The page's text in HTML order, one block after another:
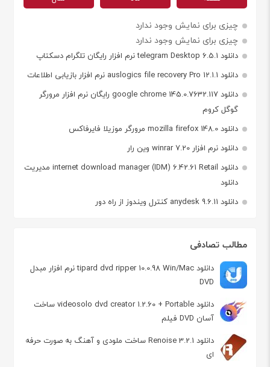
چیزی برای نمایش وجود ندارد
چیزی برای نمایش وجود ندارد
دانلود telegram Desktop 6.5.1 نرم افزار رایگان تلگرام دسکتاپ
دانلود auslogics file recovery Pro 12.1.1 نرم افزار بازیابی اطلاعات
دانلود google chrome 145.0.7632.117 رایگان نرم افزار مرورگر
گوگل کروم
دانلود mozilla firefox 148.0 مرورگر موزیلا فایرفاکس
دانلود نرم افزار winrar 7.20 وین رار
دانلود internet download manager (IDM) 6.42.61 Retail مدیریت
دانلود
دانلود anydesk 9.6.11 کنترل ویندوز از راه دور
مطالب تصادفی
دانلود tipard dvd ripper 10.0.98 Win/Mac نرم افزار مبدل
DVD
دانلود videosolo dvd creator 1.2.60 + Portable ساخت
آسان DVD فیلم
دانلود Renoise 3.2.1 ساخت ملودی و آهنگ به صورت حرفه
ای